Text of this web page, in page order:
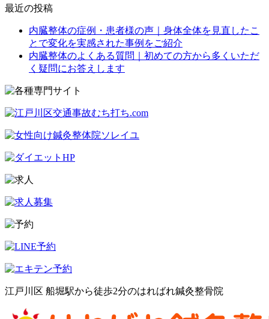
最近の投稿
内臓整体の症例・患者様の声｜身体全体を見直したこ
とで変化を実感された事例をご紹介
内臓整体のよくある質問｜初めての方から多くいただ
く疑問にお答えします
江戸川区 船堀駅から徒歩2分のはればれ鍼灸整骨院